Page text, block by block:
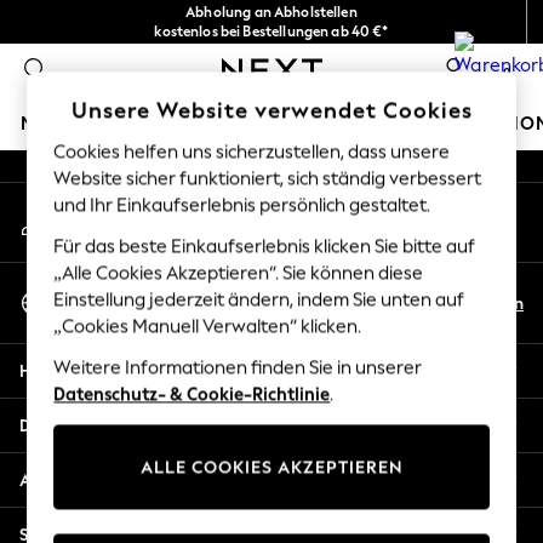
Abholung an Abholstellen
kostenlos bei Bestellungen ab 40 €*
Problemlose Rückgaben*
0
MÄDCHEN JUNGEN BABY DAMEN HERREN
HOLIDAY SHOP
Women's Holiday Shop
All Swimwear
All Beachwear
Bags & Accessories
Beach Dresses & Kaftans
Dresses
Flip Flops
Linen Collection
Sandals
Shorts
An error occurred on client
Unsere sozialen Netzwerke
Mein Konto
Melden Sie sich bei Ihrem Konto an
Sprache Auswählen
Deutsch
En
Hilfe
Datenschutz und Rechtliches
Abteilungen
Sonstige Dienstleistungen
Unsere Website verwendet Cookies
Cookies helfen uns sicherzustellen, dass unsere
Website sicher funktioniert, sich ständig verbessert
und Ihr Einkaufserlebnis persönlich gestaltet.
Für das beste Einkaufserlebnis klicken Sie bitte auf
„Alle Cookies Akzeptieren“. Sie können diese
Einstellung jederzeit ändern, indem Sie unten auf
„Cookies Manuell Verwalten“ klicken.
Weitere Informationen finden Sie in unserer
Datenschutz- & Cookie-Richtlinie.
ALLE COOKIES AKZEPTIEREN